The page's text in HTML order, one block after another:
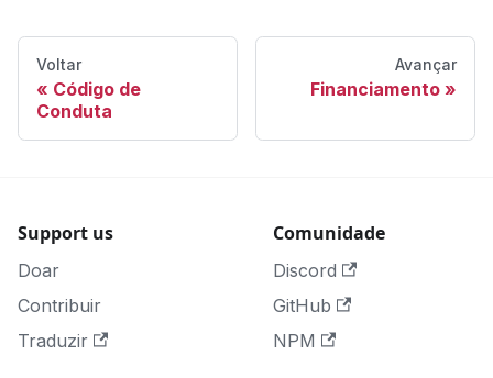
Voltar
Código de
Conduta
Avançar
Financiamento
Support us
Doar
Contribuir
Traduzir
Comunidade
Discord
GitHub
NPM